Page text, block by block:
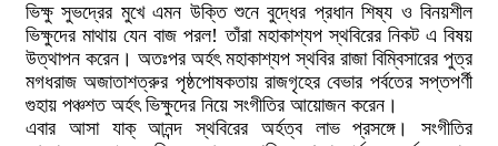
ভিক্ষু সুভদ্রের মুখে এমন উক্তি শুনে বুদ্ধের প্রধান শিষ্য ও বিনয়শীল
ভিক্ষুদের মাথায় যেন বাজ পরল! তাঁরা মহাকাশ্যপ স্থবিরের নিকট এ বিষয়
উত্থাপন করেন। অতঃপর অর্হৎ মহাকাশ্যপ স্থবির রাজা বিম্বিসারের পুত্র
মগধরাজ অজাতাশত্রুর পৃষ্ঠপোষকতায় রাজগৃহের বেভার পর্বতের সপ্তপর্ণী
গুহায় পঞ্চশত অর্হৎ ভিক্ষুদের নিয়ে সংগীতির আয়োজন করেন।
এবার আসা যাক্ আনন্দ স্থবিরের অর্হত্ব লাভ প্রসঙ্গে। সংগীতির